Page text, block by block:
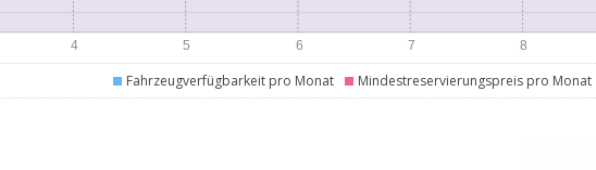
Fahrzeugverfügbarkeit pro Monat Mindestreservierungspreis pro Monat